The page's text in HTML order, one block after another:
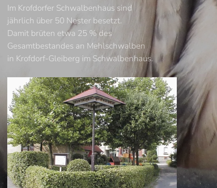
Im Krofdorfer Schwalbenhaus sind
jährlich über 50 Nester besetzt.
Damit brüten etwa 25 % des
Gesamtbestandes an Mehlschwalben
in Krofdorf-Gleiberg im Schwalbenhaus.